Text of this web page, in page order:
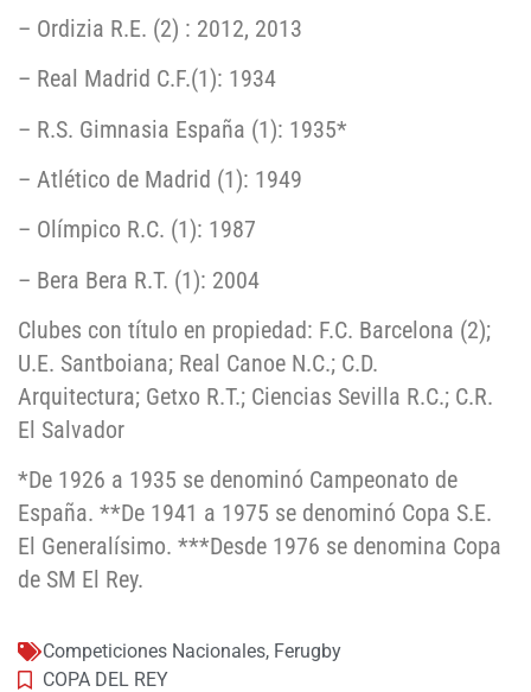
– Ordizia R.E. (2) : 2012, 2013
– Real Madrid C.F.(1): 1934
– R.S. Gimnasia España (1): 1935*
– Atlético de Madrid (1): 1949
– Olímpico R.C. (1): 1987
– Bera Bera R.T. (1): 2004
Clubes con título en propiedad: F.C. Barcelona (2);
U.E. Santboiana; Real Canoe N.C.; C.D.
Arquitectura; Getxo R.T.; Ciencias Sevilla R.C.; C.R.
El Salvador
*De 1926 a 1935 se denominó Campeonato de
España. **De 1941 a 1975 se denominó Copa S.E.
El Generalísimo. ***Desde 1976 se denomina Copa
de SM El Rey.
Competiciones Nacionales, Ferugby
COPA DEL REY